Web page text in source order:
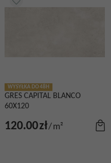
WYSYŁKA DO 48H
GRES CAPITAL BLANCO
60X120
120.00zł/m²